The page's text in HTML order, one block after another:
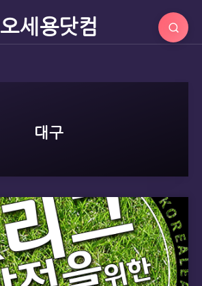
오세용닷컴
대구